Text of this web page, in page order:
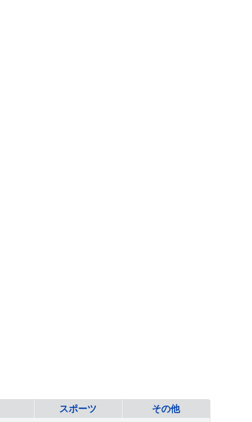
スポーツ その他